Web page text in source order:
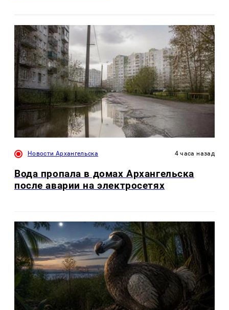
Новости Архангельска 4 часа назад
Вода пропала в домах Архангельска
после аварии на электросетях